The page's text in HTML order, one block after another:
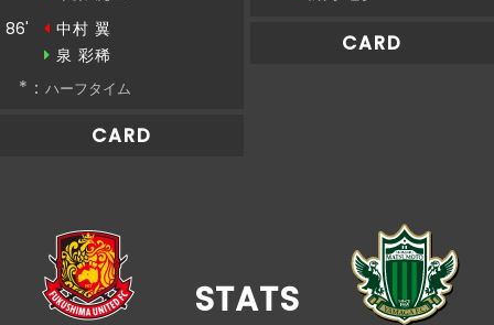
後半
27' 安永がペナルティエリア内でボールを収める
27'
深澤のパスがペナルティエリア内の小田につな
後半
28'
30'
86'
中村 翼
泉 彩稀
*： ハーフタイム
CARD
CARD
STATS